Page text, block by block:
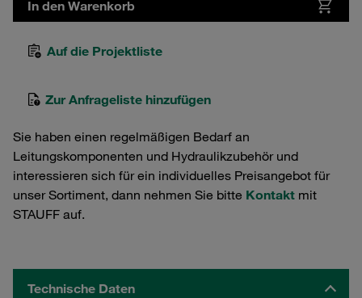
In den Warenkorb
Auf die Projektliste
Zur Anfrageliste hinzufügen
Sie haben einen regelmäßigen Bedarf an
Leitungskomponenten und Hydraulikzubehör und
interessieren sich für ein individuelles Preisangebot für
unser Sortiment, dann nehmen Sie bitte Kontakt mit
STAUFF auf.
Technische Daten